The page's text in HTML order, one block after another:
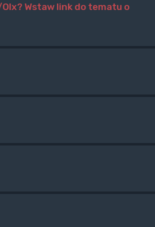
Wstaw link do tematu o